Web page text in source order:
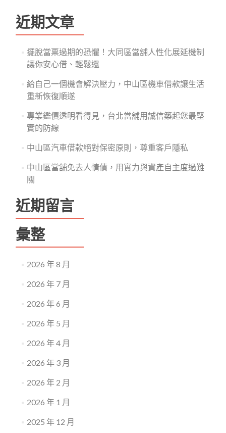
鍵
字:
近期文章
擺脫當票過期的恐懼！大同區當舖人性化展延機制
讓你安心借、輕鬆還
給自己一個機會解決壓力，中山區機車借款讓生活
重新恢復順遂
專業鑑價透明看得見，台北當舖用誠信築起您最堅
實的防線
中山區汽車借款絕對保密原則，尊重客戶隱私
中山區當舖免去人情債，用實力與資產自主度過難
關
近期留言
彙整
2026 年 8 月
2026 年 7 月
2026 年 6 月
2026 年 5 月
2026 年 4 月
2026 年 3 月
2026 年 2 月
2026 年 1 月
2025 年 12 月